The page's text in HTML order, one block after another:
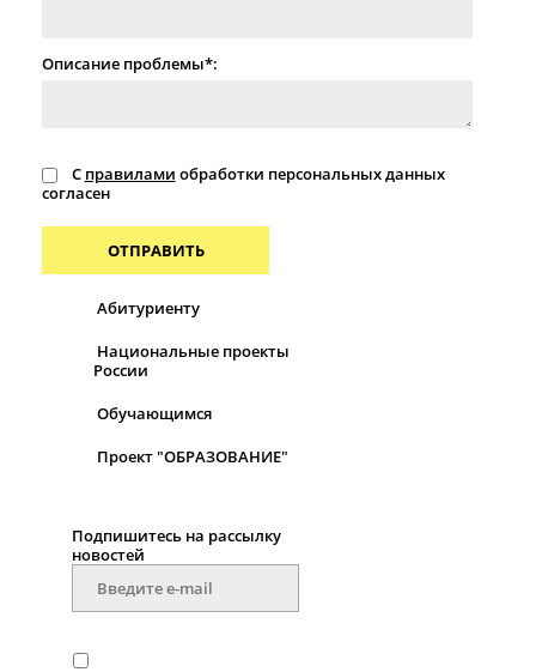
Описание проблемы*:
С правилами обработки персональных данных
согласен
ОТПРАВИТЬ
Абитуриенту
Национальные проекты
России
Обучающимся
Проект "ОБРАЗОВАНИЕ"
Подпишитесь на рассылку
новостей